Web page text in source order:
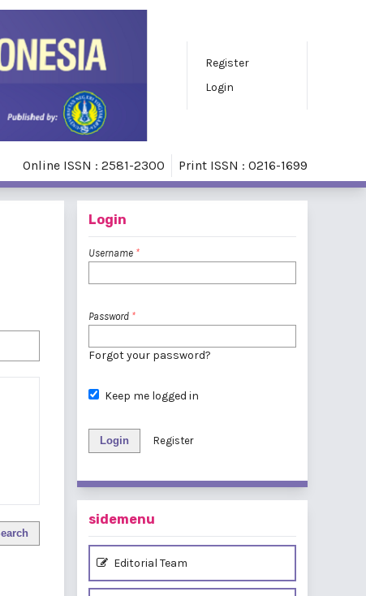
Register
Login
Online ISSN : 2581-2300 Print ISSN : 0216-1699
Login
Username *
Password *
Forgot your password?
Keep me logged in
Login Register
sidemenu
Editorial Team